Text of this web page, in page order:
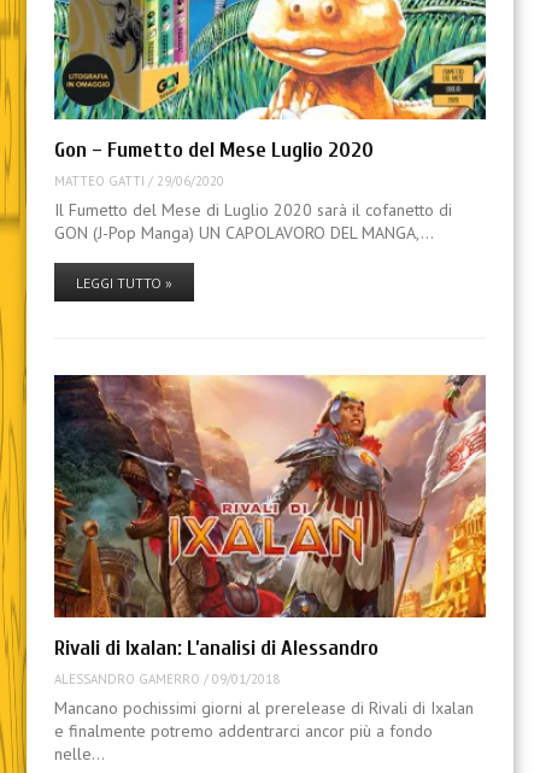
Gon – Fumetto del Mese Luglio 2020
MATTEO GATTI / 29/06/2020
Il Fumetto del Mese di Luglio 2020 sarà il cofanetto di
GON (J-Pop Manga) UN CAPOLAVORO DEL MANGA,…
LEGGI TUTTO »
Rivali di Ixalan: L’analisi di Alessandro
ALESSANDRO GAMERRO / 09/01/2018
Mancano pochissimi giorni al prerelease di Rivali di Ixalan
e finalmente potremo addentrarci ancor più a fondo
nelle…